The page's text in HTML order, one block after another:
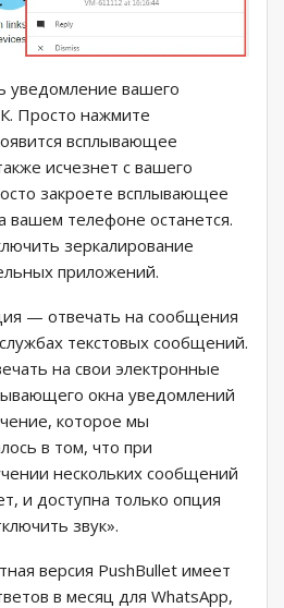
уведомление вашего
Просто нажмите
всплывающее
исчезнет с вашего
закроете всплывающее
вашем телефоне останется.
зеркалирование
приложений.
— отвечать на сообщения
текстовых сообщений.
на свои электронные
окна уведомлений
которое мы
в том, что при
нескольких сообщений
и доступна только опция
звук».
версия PushBullet имеет
в месяц для WhatsApp,